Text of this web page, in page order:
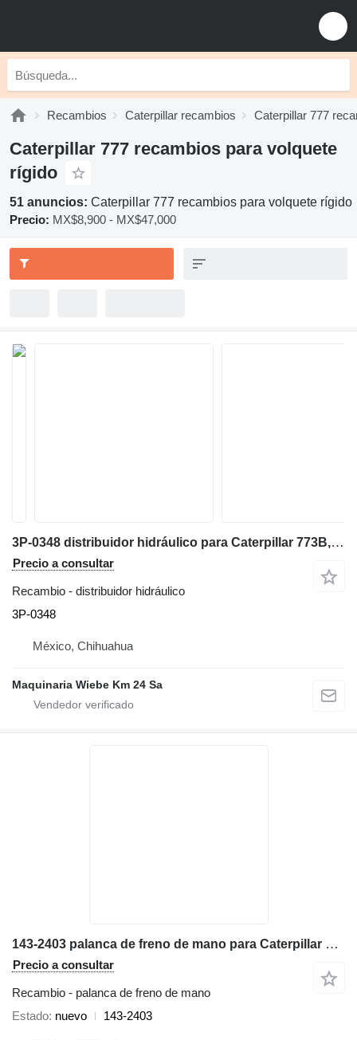
Recambios Caterpillar recambios Caterpillar 777
Caterpillar 777 recambios para volquete
rígido
51 anuncios: Caterpillar 777 recambios para volquete rígido
Precio: MX$8,900 - MX$47,000
3P-0348 distribuidor hidráulico para Caterpillar 773B,768C,771C,789D,777F volquete rígido
Precio a consultar
Recambio - distribuidor hidráulico
3P-0348
México, Chihuahua
Maquinaria Wiebe Km 24 Sa
143-2403 palanca de freno de mano para Caterpillar 777D 773D 763D 775D volquete rígido
Precio a consultar
Recambio - palanca de freno de mano
Estado nuevo 143-2403